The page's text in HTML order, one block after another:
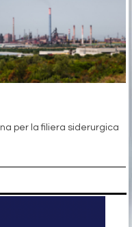
per la filiera siderurgica